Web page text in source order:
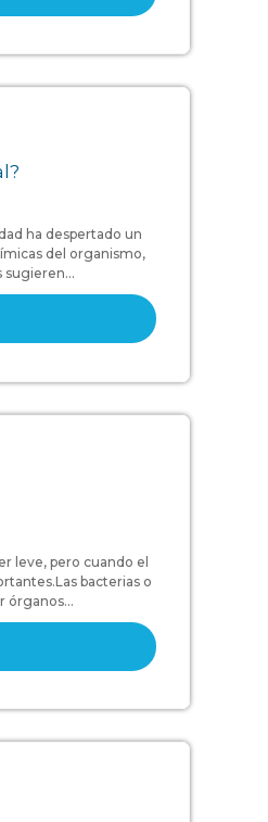
ha despertado un
del organismo,
sugieren...
leve, pero cuando el
bacterias o
órganos...